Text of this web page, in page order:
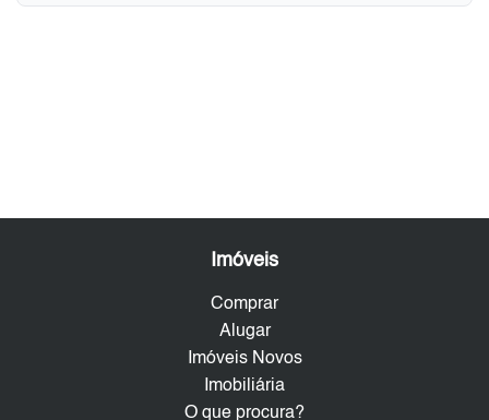
Imóveis
Comprar
Alugar
Imóveis Novos
Imobiliária
O que procura?